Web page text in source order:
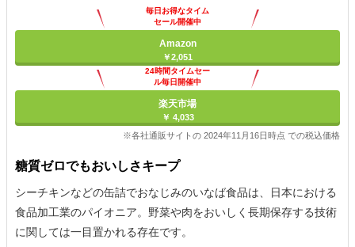
毎日お得なタイム
セール開催中
Amazon
￥2,051
24時間タイムセー
ル毎日開催中
楽天市場
￥ 4,033
※各社通販サイトの 2024年11月16日時点 での税込価格
糖質ゼロでもおいしさキープ
シーチキンなどの缶詰でおなじみのいなば食品は、日本における
食品加工業のパイオニア。野菜や肉をおいしく長期保存する技術
に関しては一目置かれる存在です。